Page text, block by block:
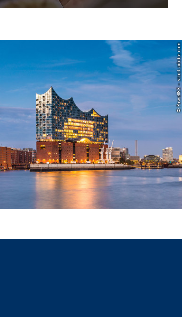
© Powell83 – stock.adobe.com